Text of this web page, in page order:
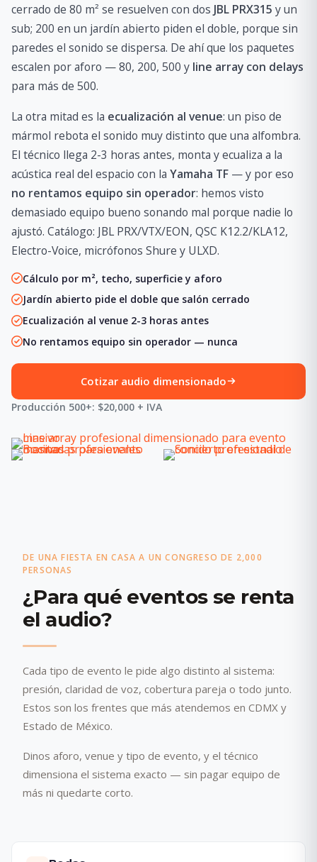
cerrado de 80 m² se resuelven con dos JBL PRX315 y un
sub; 200 en un jardín abierto piden el doble, porque sin
paredes el sonido se dispersa. De ahí que los paquetes
escalen por aforo — 80, 200, 500 y line array con delays
para más de 500.
La otra mitad es la ecualización al venue: un piso de
mármol rebota el sonido muy distinto que una alfombra.
El técnico llega 2-3 horas antes, monta y ecualiza a la
acústica real del espacio con la Yamaha TF — y por eso
no rentamos equipo sin operador: hemos visto
demasiado equipo bueno sonando mal porque nadie lo
ajustó. Catálogo: JBL PRX/VTX/EON, QSC K12.2/KLA12,
Electro-Voice, micrófonos Shure y ULXD.
Cálculo por m², techo, superficie y aforo
Jardín abierto pide el doble que salón cerrado
Ecualización al venue 2-3 horas antes
No rentamos equipo sin operador — nunca
Cotizar audio dimensionado
Producción 500+: $20,000 + IVA
DE UNA FIESTA EN CASA A UN CONGRESO DE 2,000
PERSONAS
¿Para qué eventos se renta
el audio?
Cada tipo de evento le pide algo distinto al sistema:
presión, claridad de voz, cobertura pareja o todo junto.
Estos son los frentes que más atendemos en CDMX y
Estado de México.
Dinos aforo, venue y tipo de evento, y el técnico
dimensiona el sistema exacto — sin pagar equipo de
más ni quedarte corto.